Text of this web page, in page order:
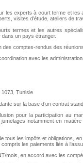
experts à court terme et les
visites d’étude, ateliers de
et les autres
un pays étranger.
comptes-rendus des réunions.
avec les
1073, Tunisie
sur la base d’un contrat
pour la participation au
notamment en
tous les impôts et obligations,
les paiements liés à
mois, en accord avec les